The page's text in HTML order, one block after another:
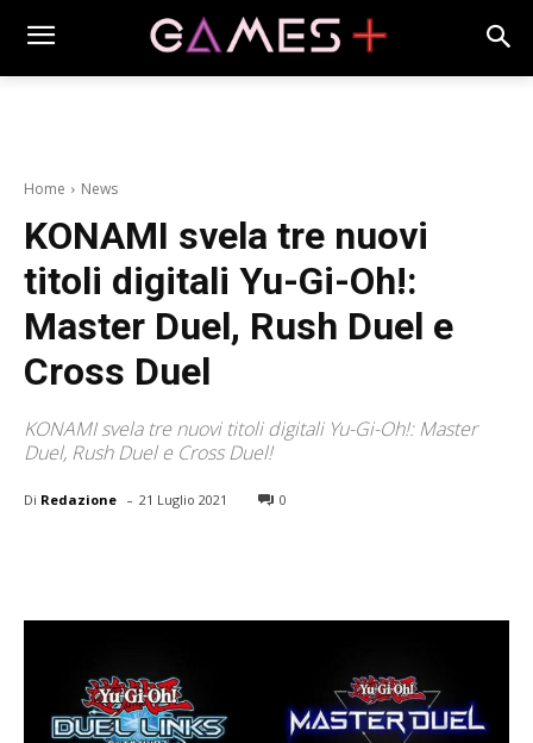
Home News
KONAMI svela tre nuovi
titoli digitali Yu-Gi-Oh!:
Master Duel, Rush Duel e
Cross Duel
KONAMI svela tre nuovi titoli digitali Yu-Gi-Oh!: Master
Duel, Rush Duel e Cross Duel!
Di Redazione - 21 Luglio 2021 0